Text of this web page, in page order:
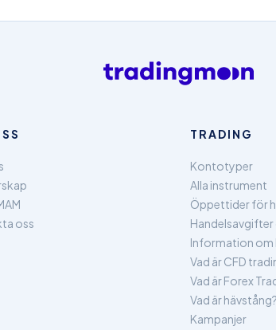
oss
TRADING
Kontotyper
Alla instrument
Öppettider för
Information om
Vad är CFD
Vad är Forex
Vad är hävstång?
Kampanjer